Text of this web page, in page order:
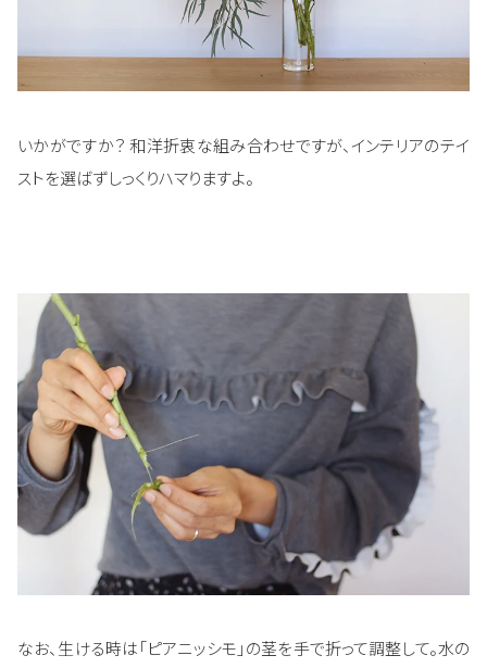
いかがですか？ 和洋折衷な組み合わせですが、インテリアのテイ
ストを選ばずしっくりハマりますよ。
なお、生ける時は「ピアニッシモ」の茎を手で折って調整して。水の